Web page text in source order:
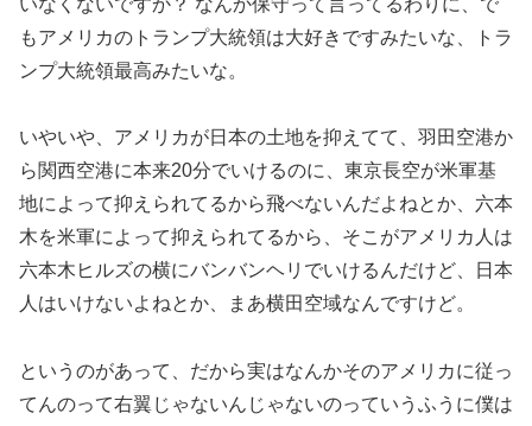
もアメリカのトランプ大統領は大好きですみたいな、トラ
ンプ大統領最高みたいな。
いやいや、アメリカが日本の土地を抑えてて、羽田空港か
ら関西空港に本来20分でいけるのに、東京長空が米軍基
地によって抑えられてるから飛べないんだよねとか、六本
木を米軍によって抑えられてるから、そこがアメリカ人は
六本木ヒルズの横にバンバンヘリでいけるんだけど、日本
人はいけないよねとか、まあ横田空域なんですけど。
というのがあって、だから実はなんかそのアメリカに従っ
てんのって右翼じゃないんじゃないのっていうふうに僕は